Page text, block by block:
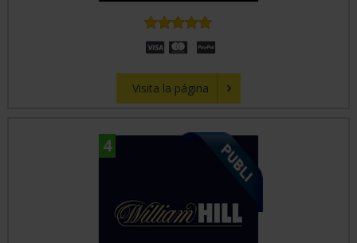
Visita la página
4